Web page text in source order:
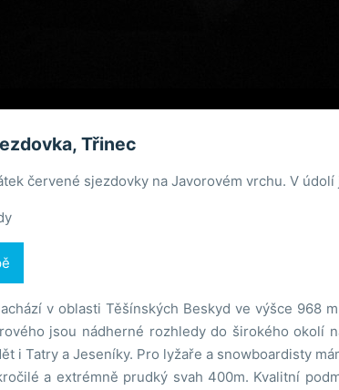
Třinec
červené sjezdovky na Javorovém vrchu. V
v oblasti Těšínských Beskyd ve výšce 968
jsou nádherné rozhledy do širokého okolí
i Tatry a Jeseníky. Pro lyžaře a snowboardisty
a extrémně prudký svah 400m. Kvalitní